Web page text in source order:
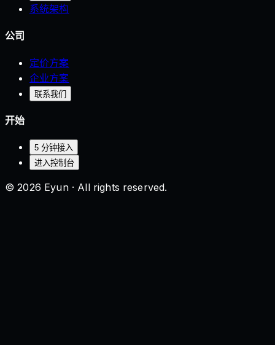
系统架构
公司
定价方案
企业方案
联系我们
开始
5 分钟接入
进入控制台
© 2026 Eyun · All rights reserved.